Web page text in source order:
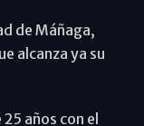
de Máñaga,
alcanza ya su
años con el